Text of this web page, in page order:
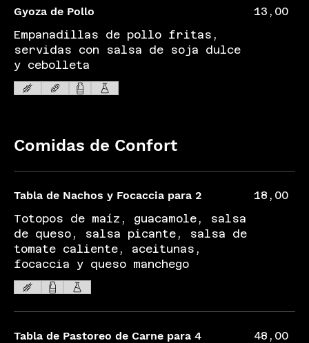
Gyoza de Pollo
Empanadillas de pollo fritas,
servidas con salsa de soja dulce
y cebolleta
13,00
Comidas de Confort
Tabla de Nachos y Focaccia para 2
Totopos de maíz, guacamole, salsa
de queso, salsa picante, salsa de
tomate caliente, aceitunas,
focaccia y queso manchego
18,00
Tabla de Pastoreo de Carne para 4
48,00